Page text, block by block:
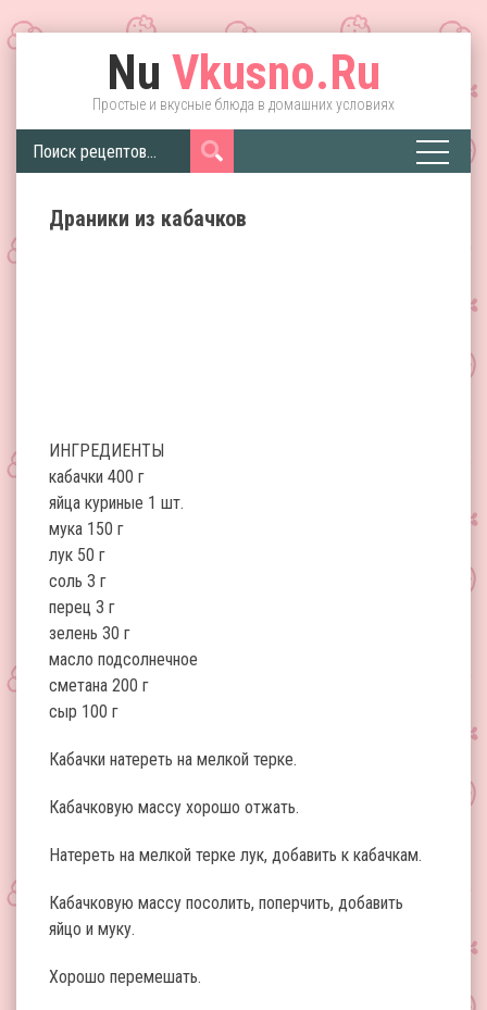
Nu Vkusno.Ru
Простые и вкусные блюда в домашних условиях
Драники из кабачков
ИНГРЕДИЕНТЫ
кабачки 400 г
яйца куриные 1 шт.
мука 150 г
лук 50 г
соль 3 г
перец 3 г
зелень 30 г
масло подсолнечное
сметана 200 г
сыр 100 г
Кабачки натереть на мелкой терке.
Кабачковую массу хорошо отжать.
Натереть на мелкой терке лук, добавить к кабачкам.
Кабачковую массу посолить, поперчить, добавить
яйцо и муку.
Хорошо перемешать.